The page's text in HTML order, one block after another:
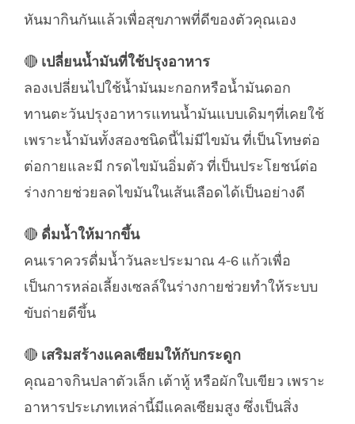
หันมากินกันแล้วเพื่อสุขภาพที่ดีของตัวคุณเอง
🔴 เปลี่ยนน้ำมันที่ใช้ปรุงอาหาร
ลองเปลี่ยนไปใช้น้ำมันมะกอกหรือน้ำมันดอก
ทานตะวันปรุงอาหารแทนน้ำมันแบบเดิมๆที่เคยใช้
เพราะน้ำมันทั้งสองชนิดนี้ไม่มีไขมัน ที่เป็นโทษต่อ
ต่อกายและมี กรดไขมันอิ่มตัว ที่เป็นประโยชน์ต่อ
ร่างกายช่วยลดไขมันในเส้นเลือดได้เป็นอย่างดี
🔴 ดื่มน้ำให้มากขึ้น
คนเราควรดื่มน้ำวันละประมาณ 4-6 แก้วเพื่อ
เป็นการหล่อเลี้ยงเซลล์ในร่างกายช่วยทำให้ระบบ
ขับถ่ายดีขึ้น
🔴 เสริมสร้างแคลเซียมให้กับกระดูก
คุณอาจกินปลาตัวเล็ก เต้าหู้ หรือผักใบเขียว เพราะ
อาหารประเภทเหล่านี้มีแคลเซียมสูง ซึ่งเป็นสิ่ง